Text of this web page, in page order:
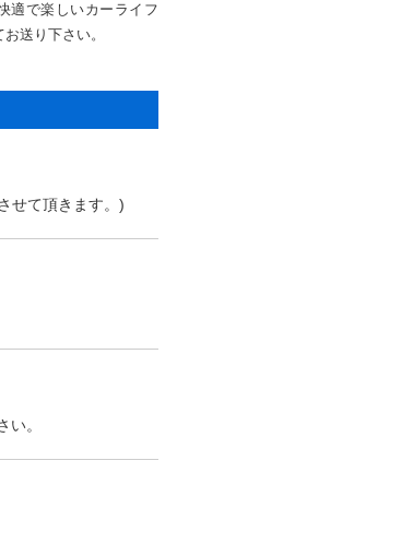
適で楽しいカーライフ
送り下さい。
せて頂きます。)
。